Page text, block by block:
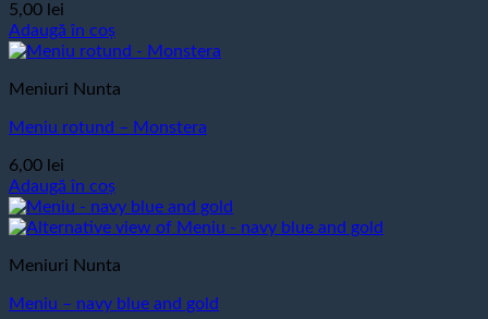
5,00 lei
Adaugă în coș
Meniuri Nunta
Meniu rotund – Monstera
6,00 lei
Adaugă în coș
Meniuri Nunta
Meniu – navy blue and gold